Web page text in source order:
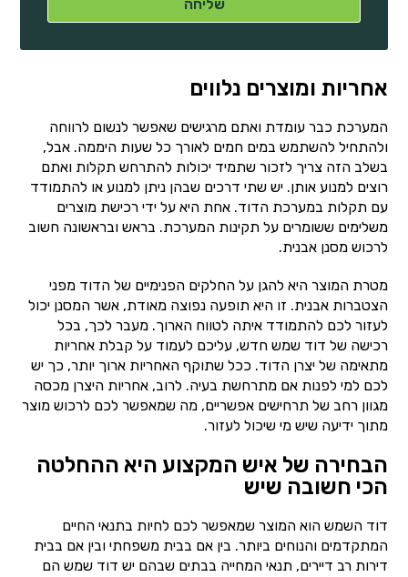
אחריות ומוצרים נלווים
המערכת כבר עומדת ואתם מרגישים שאפשר לנשום לרווחה
ולהתחיל להשתמש במים חמים לאורך כל שעות היממה. אבל,
בשלב הזה צריך לזכור שתמיד יכולות להתרחש תקלות ואתם
רוצים למנוע אותן. יש שתי דרכים שבהן ניתן למנוע או להתמודד
עם תקלות במערכת הדוד. אחת היא על ידי רכישת מוצרים
משלימים ששומרים על תקינות המערכת. בראש ובראשונה חשוב
לרכוש מסנן אבנית.
מטרת המוצר היא להגן על החלקים הפנימיים של הדוד מפני
הצטברות אבנית. זו היא תופעה נפוצה מאודת, אשר המסנן יכול
לעזור לכם להתמודד איתה לטווח הארוך. מעבר לכך, בכל
רכישה של דוד שמש חדש, עליכם לעמוד על קבלת אחריות
מתאימה של יצרן הדוד. ככל שתוקף האחריות ארוך יותר, כך יש
לכם למי לפנות אם מתרחשת בעיה. לרוב, אחריות היצרן מכסה
מגוון רחב של תרחישים אפשריים, מה שמאפשר לכם לרכוש מוצר
מתוך ידיעה שיש מי שיכול לעזור.
הבחירה של איש המקצוע היא ההחלטה
הכי חשובה שיש
דוד השמש הוא המוצר שמאפשר לכם לחיות בתנאי החיים
המתקדמים והנוחים ביותר. בין אם בבית משפחתי ובין אם בבית
דירות רב דיירים, תנאי המחייה בבתים שבהם יש דוד שמש הם